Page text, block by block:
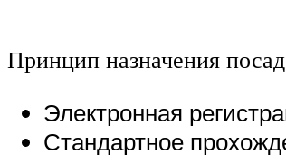
Принцип назначения
Электронная
Стандартное